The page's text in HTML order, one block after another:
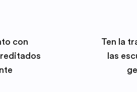
con
Ten la
las